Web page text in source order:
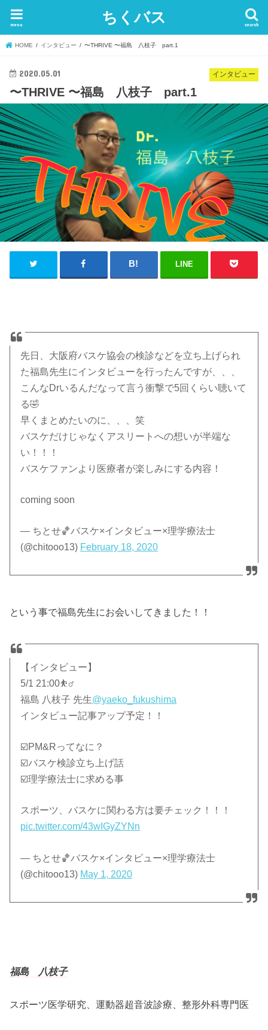
ちくバス search
menu
HOME インタビュー 〜THRIVE 〜福島 八枝子 part.1
インタビュー
2020.05.01
〜THRIVE 〜福島 八枝子 part.1
LINE
先日、大阪府バスケ協会の検診などを立ち上げられ
た福島先生にインタビューを行ったんですが、、、
こんなDrいるんだなって言う衝撃で5回くらい聴いて
る🤣
早くまとめたいのに、、、笑
バスケだけじゃなくアスリートへの想いが半端な
い！！！
バスケファンより医療者が楽しみにする内容！
coming soon
— ちとせ🏀バスケ×インタビュー×理学療法士
(@chitooo13) February 18, 2020
という事で福島先生にお会いしてきました！！
【インタビュー】
5/1 21:00⛹️‍♂️
福島 八枝子 先生@yaeko_fukushima
インタビュー記事アップ予定！！
☑️PM&Rってなに？
☑️バスケ検診立ち上げ話
☑️理学療法士に求める事
スポーツ、バスケに関わる方は要チェック！！！
pic.twitter.com/43wIGyZYNn
— ちとせ🏀バスケ×インタビュー×理学療法士
(@chitooo13) May 1, 2020
福島 八枝子
スポーツ医学研究、運動器超音波診療、整形外科専門医